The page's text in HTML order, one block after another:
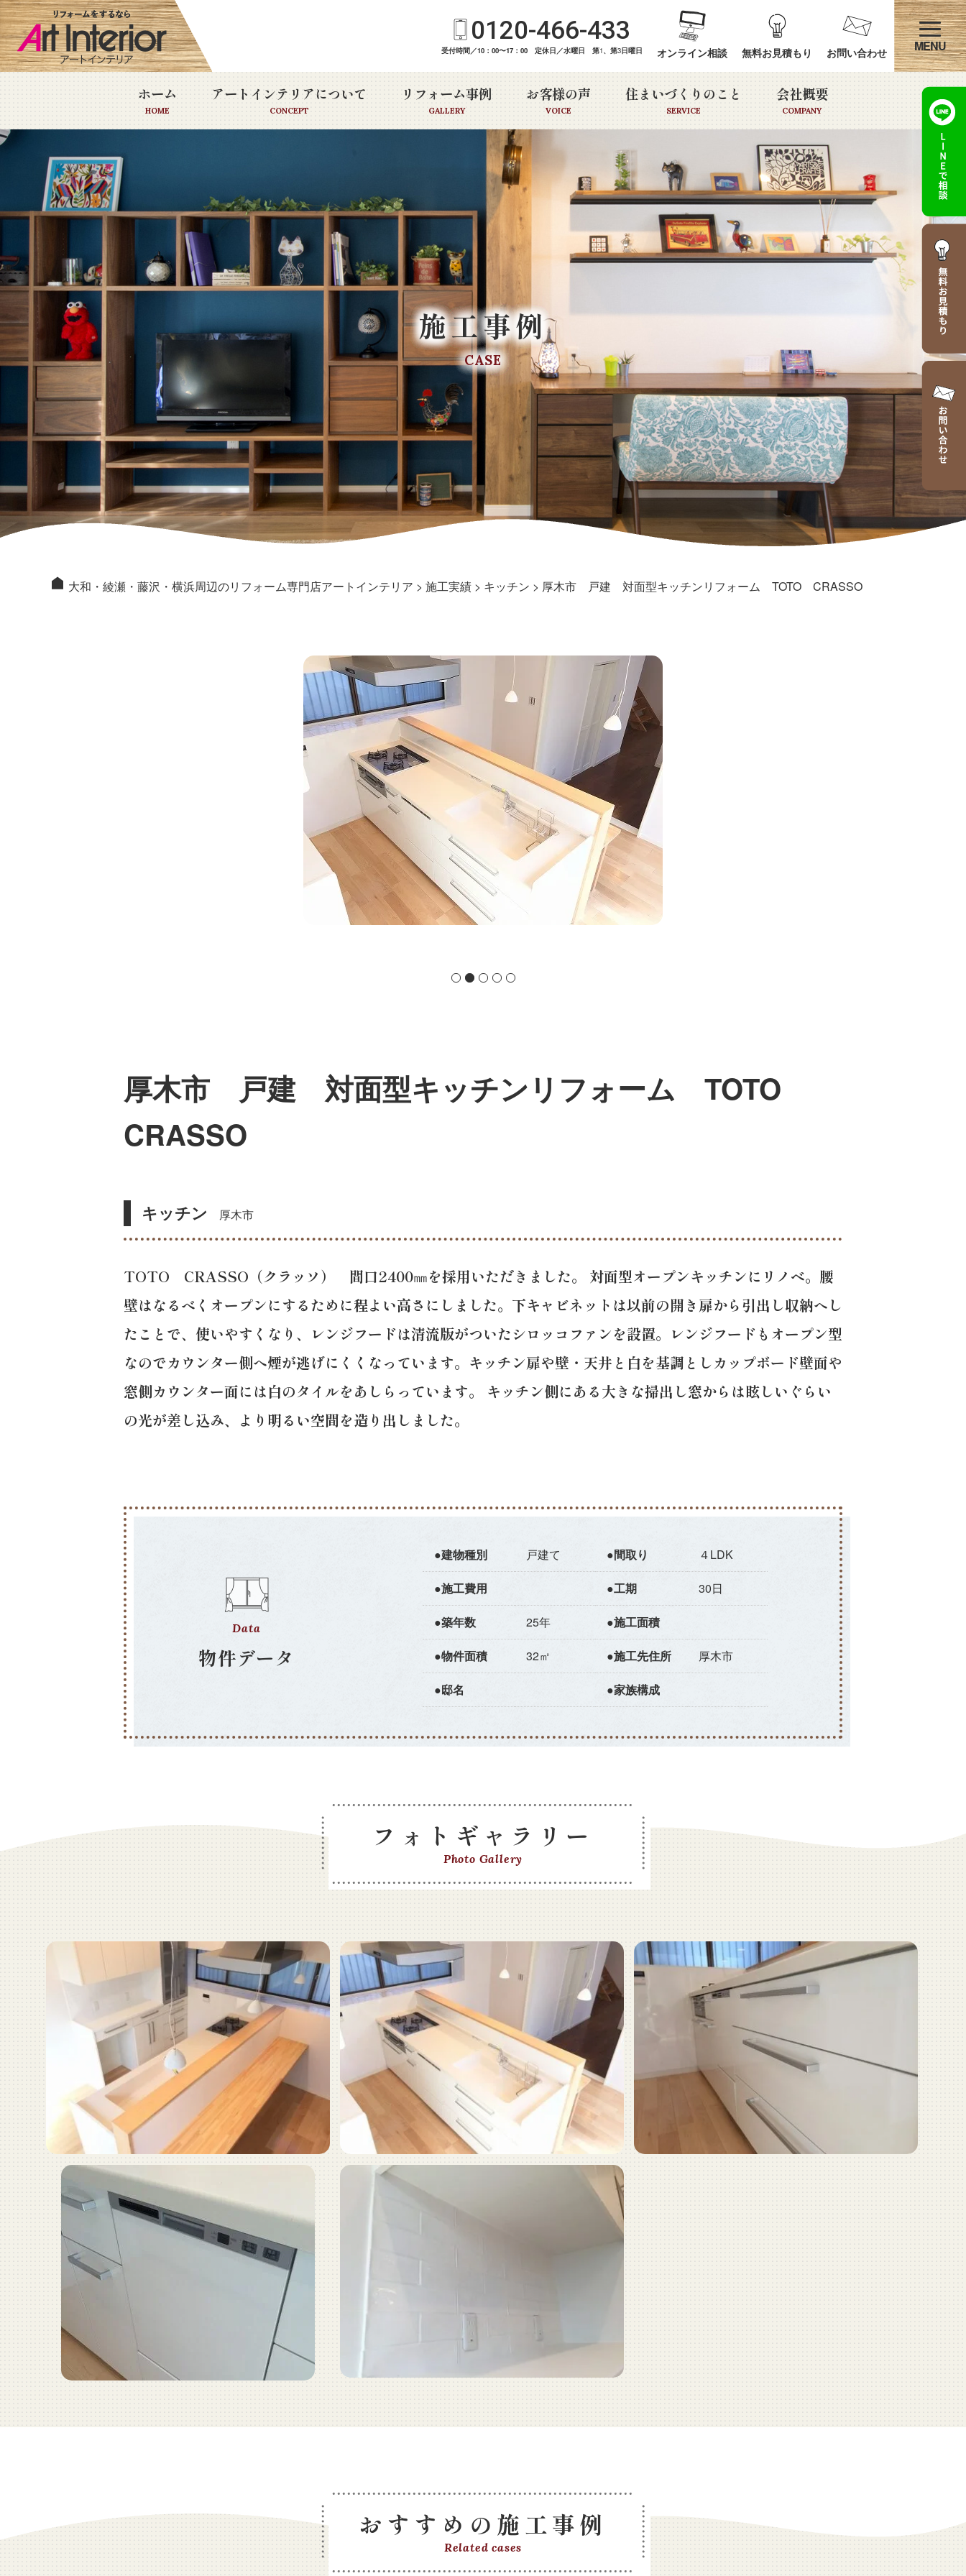
0120-466-433
受付時間／10：00〜17：00 定休日／水曜日 第1 、第3日曜日 オンライン相談 無料お見積もり お問い合わせ
ホーム
HOME
アートインテリアについて
CONCEPT
リフォーム事例
GALLERY
お客様の声
VOICE
住まいづくりのこと
SERVICE
会社概要
COMPANY
施工事例
CASE
大和・綾瀬・藤沢・横浜周辺のリフォーム専門店アートインテリア > 施工実績 > キッチン > 厚木市 戸建 対面型キッチンリフォーム TOTO CRASSO
厚木市 戸建 対面型キッチンリフォーム TOTO
CRASSO
キッチン 厚木市
TOTO CRASSO（クラッソ） 間口2400㎜を採用いただきました。 対面型オープンキッチンにリノベ。腰
壁はなるべくオープンにするために程よい高さにしました。下キャビネットは以前の開き扉から引出し収納へし
たことで、使いやすくなり、レンジフードは清流版がついたシロッコファンを設置。レンジフードもオープン型
なのでカウンター側へ煙が逃げにくくなっています。キッチン扉や壁・天井と白を基調としカップボード壁面や
窓側カウンター面には白のタイルをあしらっています。 キッチン側にある大きな掃出し窓からは眩しいぐらい
の光が差し込み、より明るい空間を造り出しました。
Data
物件データ
●建物種別 戸建て ●間取り ４LDK
●施工費用 ●工期 30日
●築年数 25年 ●施工面積
●物件面積 32㎡ ●施工先住所 厚木市
●邸名 ●家族構成
フォトギャラリー
Photo Gallery
おすすめの施工事例
Related cases